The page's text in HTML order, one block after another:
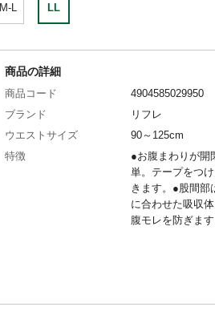
M-L LL
商品の詳細
商品コード
4904585029950
ブランド
リフレ
ウエストサイズ
90～125cm
特徴
●お腹まわりが開
単。テープをつ
きます。●股間部
に合わせた吸収
腹モレを防ぎます